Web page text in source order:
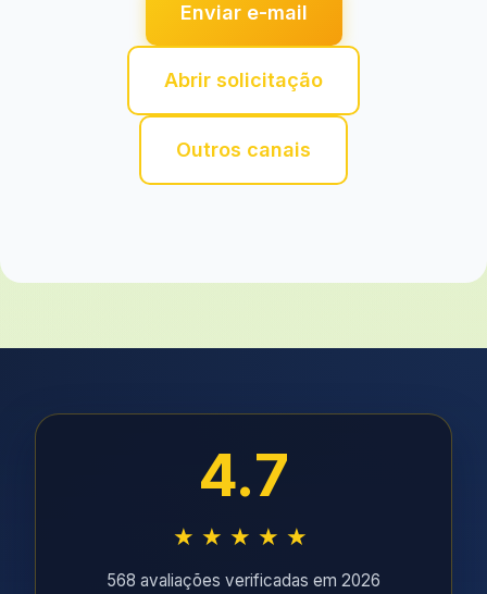
Enviar e-mail
Abrir solicitação
Outros canais
4.7
★★★★★
568 avaliações verificadas em 2026